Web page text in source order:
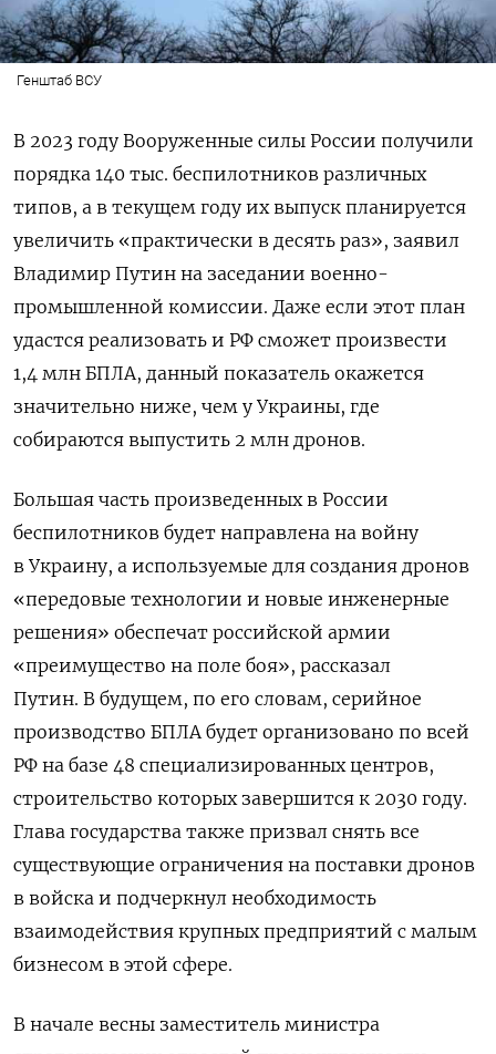
Генштаб ВСУ
В 2023 году Вооруженные силы России получили
порядка 140 тыс. беспилотников различных
типов, а в текущем году их выпуск планируется
увеличить «практически в десять раз», заявил
Владимир Путин на заседании военно-
промышленной комиссии. Даже если этот план
удастся реализовать и РФ сможет произвести
1,4 млн БПЛА, данный показатель окажется
значительно ниже, чем у Украины, где
собираются выпустить 2 млн дронов.
Большая часть произведенных в России
беспилотников будет направлена на войну
в Украину, а используемые для создания дронов
«передовые технологии и новые инженерные
решения» обеспечат российской армии
«преимущество на поле боя», рассказал
Путин. В будущем, по его словам, серийное
производство БПЛА будет организовано по всей
РФ на базе 48 специализированных центров,
строительство которых завершится к 2030 году.
Глава государства также призвал снять все
существующие ограничения на поставки дронов
в войска и подчеркнул необходимость
взаимодействия крупных предприятий с малым
бизнесом в этой сфере.
В начале весны заместитель министра